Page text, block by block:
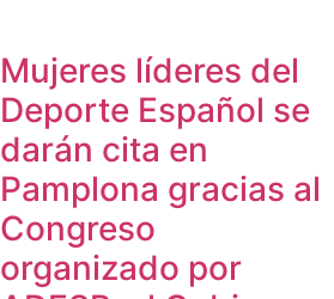
Mujeres líderes del
Deporte Español se
darán cita en
Pamplona gracias al
Congreso
organizado por